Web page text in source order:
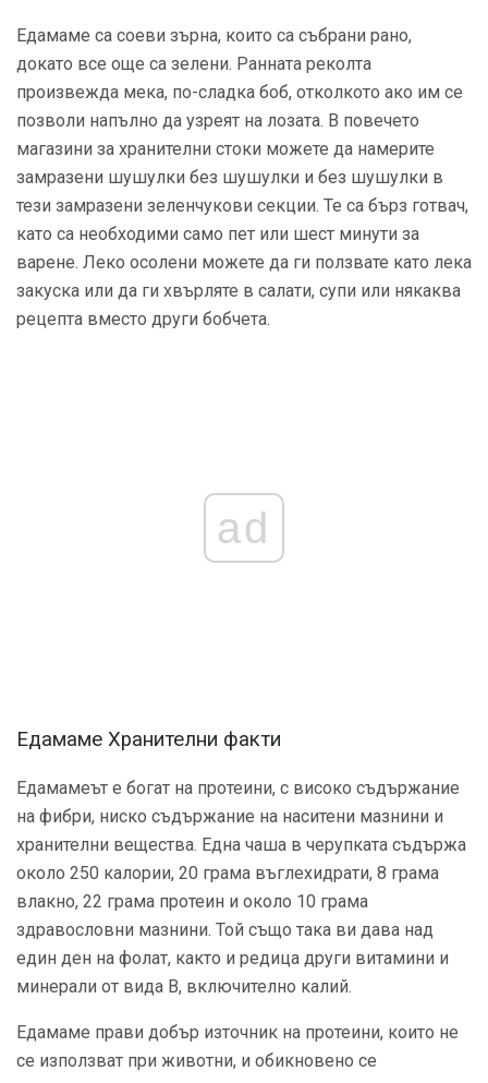
Едамаме са соеви зърна, които са събрани рано,
докато все още са зелени. Ранната реколта
произвежда мека, по-сладка боб, отколкото ако им се
позволи напълно да узреят на лозата. В повечето
магазини за хранителни стоки можете да намерите
замразени шушулки без шушулки и без шушулки в
тези замразени зеленчукови секции. Те са бърз готвач,
като са необходими само пет или шест минути за
варене. Леко осолени можете да ги ползвате като лека
закуска или да ги хвърляте в салати, супи или някаква
рецепта вместо други бобчета.
ad
Едамаме Хранителни факти
Едамамеът е богат на протеини, с високо съдържание
на фибри, ниско съдържание на наситени мазнини и
хранителни вещества. Една чаша в черупката съдържа
около 250 калории, 20 грама въглехидрати, 8 грама
влакно, 22 грама протеин и около 10 грама
здравословни мазнини. Той също така ви дава над
един ден на фолат, както и редица други витамини и
минерали от вида B, включително калий.
Едамаме прави добър източник на протеини, които не
се използват при животни, и обикновено се